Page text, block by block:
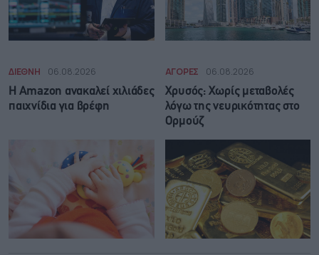
ΔΙΕΘΝΗ 06.08.2026
Η Amazon ανακαλεί χιλιάδες
παιχνίδια για βρέφη
ΑΓΟΡΕΣ 06.08.2026
Χρυσός: Χωρίς μεταβολές
λόγω της νευρικότητας στο
Ορμούζ